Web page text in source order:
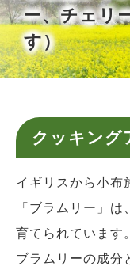
ー、チェリ
す）
クッキング
イギリスから小布
「ブラムリー」
育てられています。
ブラムリーの成分